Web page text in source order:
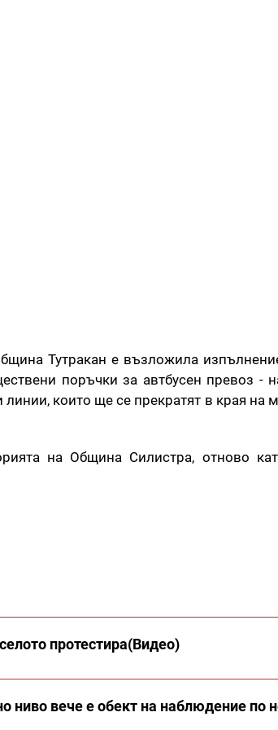
Тутракан е възложила
поръчки за автбусен превоз -
които ще се прекратят в края на
на Община Силистра, отново
протестира(Видео)
ниво вече е обект на наблюдение по